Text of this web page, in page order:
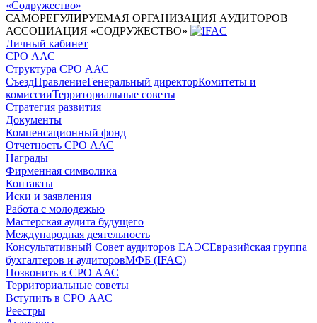
САМОРЕГУЛИРУЕМАЯ ОРГАНИЗАЦИЯ АУДИТОРОВ
АССОЦИАЦИЯ «СОДРУЖЕСТВО»
Личный кабинет
СРО ААС
Структура СРО ААС
СъездПравлениеГенеральный директорКомитеты и
комиссииТерриториальные советы
Стратегия развития
Документы
Компенсационный фонд
Отчетность СРО ААС
Награды
Фирменная символика
Контакты
Иски и заявления
Работа с молодежью
Мастерская аудита будущего
Международная деятельность
Консультативный Совет аудиторов ЕАЭСЕвразийская группа
бухгалтеров и аудиторовМФБ (IFAC)
Позвонить в СРО ААС
Территориальные советы
Вступить в СРО ААС
Реестры